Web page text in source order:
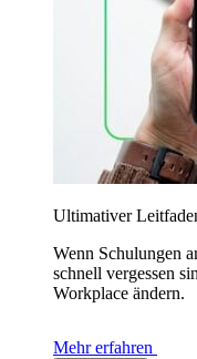
Ultimativer
Wenn Schulungen
schnell vergessen
Workplace ändern.
Mehr erfahren